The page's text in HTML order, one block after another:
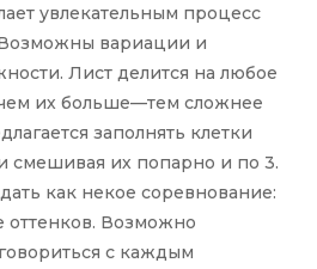
увлекательным процесс
вариации и
Лист делится на любое
их больше—тем сложнее
заполнять клетки
смешивая их попарно и по 3.
как некое соревнование:
оттенков. Возможно
с каждым